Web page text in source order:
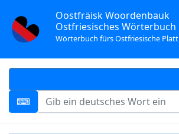
Oostfräisk Woordenbauk
Ostfriesisches Wörterbuch
Wörterbuch fürs Ostfriesische Platt